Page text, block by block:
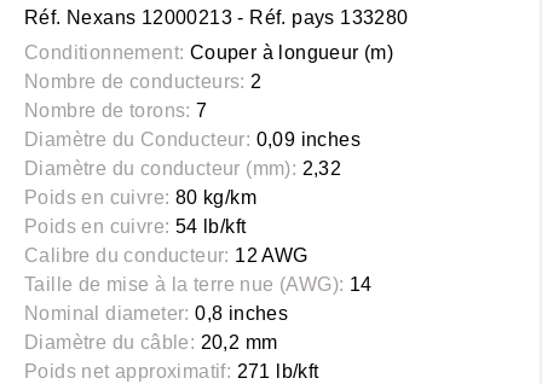
Réf. Nexans 12000213 - Réf. pays 133280
Conditionnement: Couper à longueur (m)
Nombre de conducteurs: 2
Nombre de torons: 7
Diamètre du Conducteur: 0,09 inches
Diamètre du conducteur (mm): 2,32
Poids en cuivre: 80 kg/km
Poids en cuivre: 54 lb/kft
Calibre du conducteur: 12 AWG
Taille de mise à la terre nue (AWG): 14
Nominal diameter: 0,8 inches
Diamètre du câble: 20,2 mm
Poids net approximatif: 271 lb/kft